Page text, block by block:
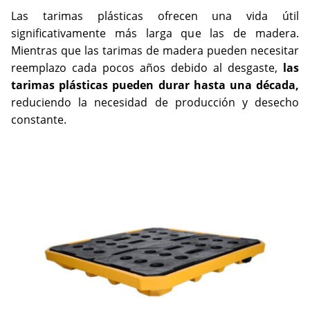
Las tarimas plásticas ofrecen una vida útil
significativamente más larga que las de madera.
Mientras que las tarimas de madera pueden necesitar
reemplazo cada pocos años debido al desgaste, las
tarimas plásticas pueden durar hasta una década,
reduciendo la necesidad de producción y desecho
constante.